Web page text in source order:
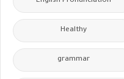
Healthy
grammar